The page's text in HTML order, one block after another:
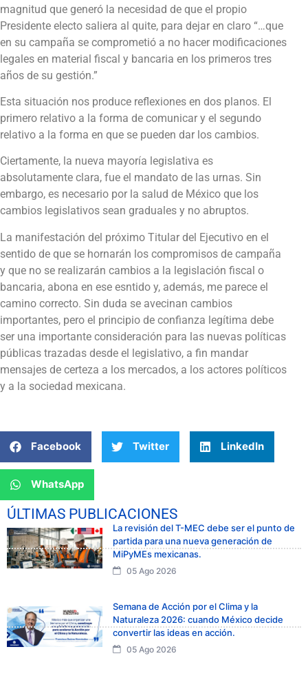
magnitud que generó la necesidad de que el propio
Presidente electo saliera al quite, para dejar en claro “…que
en su campaña se comprometió a no hacer modificaciones
legales en material fiscal y bancaria en los primeros tres
años de su gestión.”
Esta situación nos produce reflexiones en dos planos. El
primero relativo a la forma de comunicar y el segundo
relativo a la forma en que se pueden dar los cambios.
Ciertamente, la nueva mayoría legislativa es
absolutamente clara, fue el mandato de las urnas. Sin
embargo, es necesario por la salud de México que los
cambios legislativos sean graduales y no abruptos.
La manifestación del próximo Titular del Ejecutivo en el
sentido de que se hornarán los compromisos de campaña
y que no se realizarán cambios a la legislación fiscal o
bancaria, abona en ese esntido y, además, me parece el
camino correcto. Sin duda se avecinan cambios
importantes, pero el principio de confianza legítima debe
ser una importante consideración para las nuevas políticas
públicas trazadas desde el legislativo, a fin mandar
mensajes de certeza a los mercados, a los actores políticos
y a la sociedad mexicana.
Facebook Twitter LinkedIn
WhatsApp
ÚLTIMAS PUBLICACIONES
La revisión del T-MEC debe ser el punto de
partida para una nueva generación de
MiPyMEs mexicanas.
05 Ago 2026
Semana de Acción por el Clima y la
Naturaleza 2026: cuando México decide
convertir las ideas en acción.
05 Ago 2026